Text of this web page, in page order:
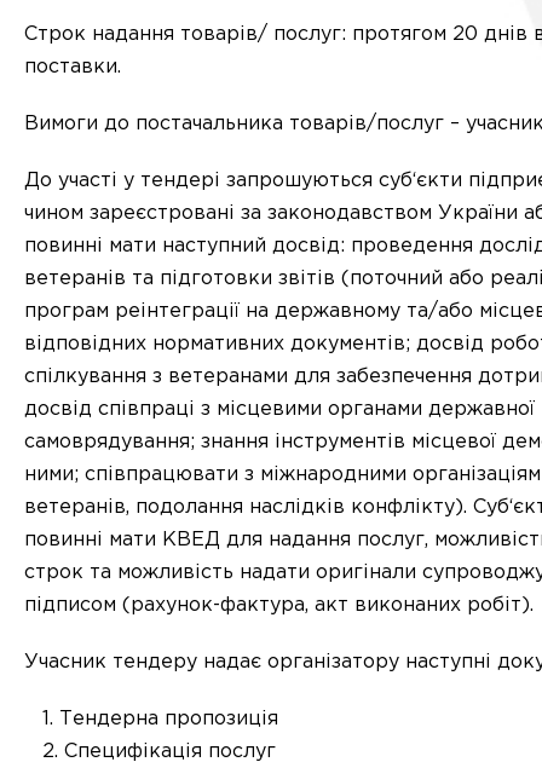
Строк надання товарів/ послуг: протягом 20 днів
поставки.
Вимоги до постачальника товарів/послуг –
До участі у тендері запрошуються суб‘єкти
чином зареєстровані за законодавством України
повинні мати наступний досвід: проведення
ветеранів та підготовки звітів (поточний або
програм реінтеграції на державному та/або
відповідних нормативних документів; досвід
спілкування з ветеранами для забезпечення
досвід співпраці з місцевими органами
самоврядування; знання інструментів місцевої
ними; співпрацювати з міжнародними
ветеранів, подолання наслідків конфлікту).
повинні мати КВЕД для надання послуг,
строк та можливість надати оригінали
підписом (рахунок-фактура, акт виконаних робіт).
Учасник тендеру надає організатору наступні
Тендерна пропозиція
Специфікація послуг